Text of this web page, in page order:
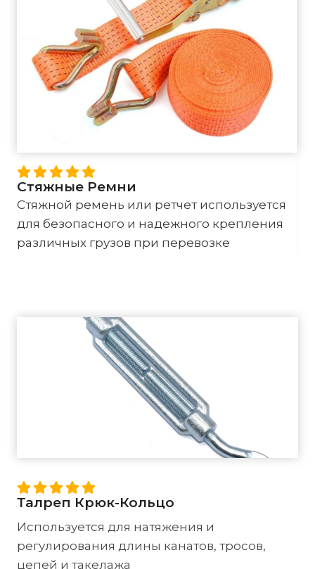
Стяжные Ремни
Стяжной ремень или ретчет используется
для безопасного и надежного крепления
различных грузов при перевозке
Талреп Крюк-Кольцо
Используется для натяжения и
регулирования длины канатов, тросов,
цепей и такелажа